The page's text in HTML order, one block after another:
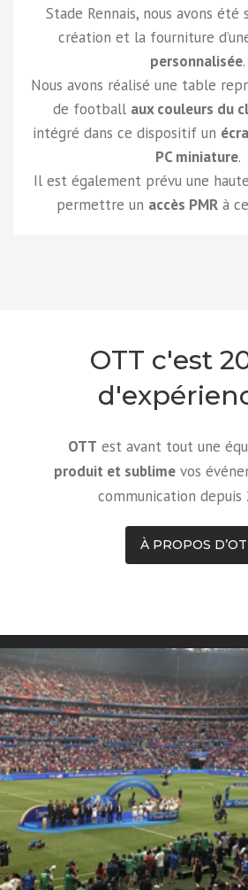
Stade Rennais, nous avons
création et la fourniture
personnalisée.
Nous avons réalisé une table
de football aux couleurs du
intégré dans ce dispositif un
PC miniature.
Il est également prévu une
permettre un accès PMRà
OTT c'est
OTT est avant tout une
produit et sublimevos
communication depuis
À PROPOS